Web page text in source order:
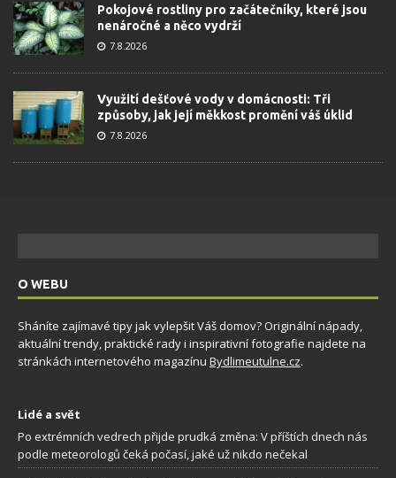
Pokojové rostliny pro začátečníky, které jsou
nenáročné a něco vydrží
7.8.2026
Využití dešťové vody v domácnosti: Tři
způsoby, jak její měkkost promění váš úklid
7.8.2026
O WEBU
Sháníte zajímavé tipy jak vylepšit Váš domov? Originální nápady,
aktuální trendy, praktické rady i inspirativní fotografie najdete na
stránkách internetového magazínu Bydlimeutulne.cz.
Lidé a svět
Po extrémních vedrech přijde prudká změna: V příštích dnech nás
podle meteorologů čeká počasí, jaké už nikdo nečekal